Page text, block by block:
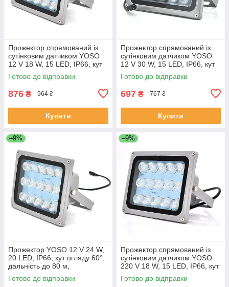
Прожектор спрямований із
сутінковим датчиком YOSO
12 V 18 W, 15 LED, IP66, кут
огляду 60°, дальність до 30
м, 177*138*65 мм, BOX
Готово до відправки
876 ₴ 964 ₴
Купити
Прожектор спрямований із
сутінковим датчиком YOSO
12 V 30 W, 15 LED, IP66, кут
огляду 60°, дальність до 50
м, 177*138*65 мм, BOX
Готово до відправки
697 ₴ 767 ₴
Купити
–9%
Прожектор YOSO 12 V 24 W,
20 LED, IP66, кут огляду 60°,
дальність до 80 м,
180*115*140 мм, BOX
ЕКОБОКС
Готово до відправки
–9%
Прожектор спрямований із
сутінковим датчиком YOSO
220 V 18 W, 15 LED, IP66, кут
огляду 120°, дальність до 50
м, 177*138 х 85 мм, BOX
Готово до відправки